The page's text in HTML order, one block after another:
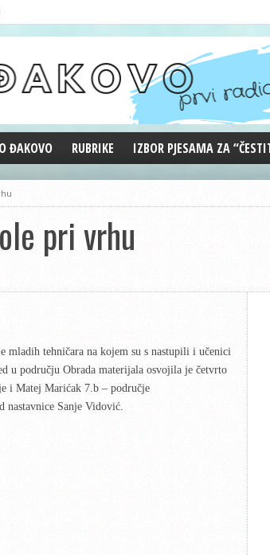
ĐAKOVO RUBRIKE
REPRIZE EMISIJA
DOBRE VIBRACIJE
ĐAKOVO GRADE
WEB ANKETA
IZBOR PJESAMA ZA
pri vrhu
mladih tehničara na kojem su s nastupili i učenici
u području Obrada materijala osvojila je četvrto
i Matej Marićak 7.b – područje
nastavnice Sanje Vidović.